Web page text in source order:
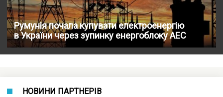
Румунія почала купувати електроенергію
в України через зупинку енергоблоку АЕС
НОВИНИ ПАРТНЕРІВ